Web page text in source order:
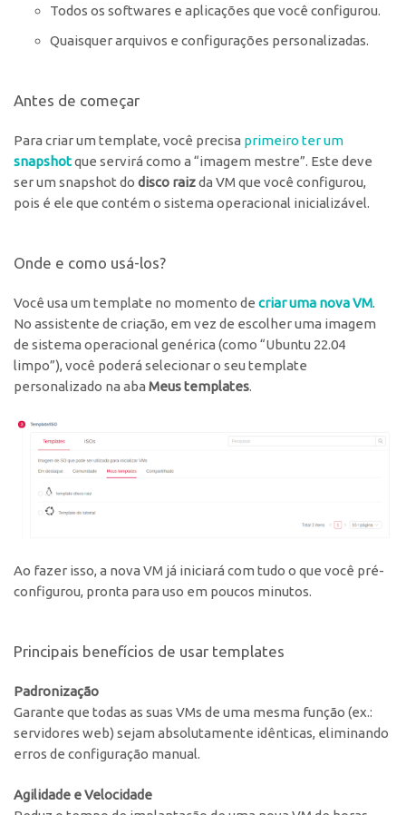
Todos os softwares e aplicações que você configurou.
Quaisquer arquivos e configurações personalizadas.
Antes de começar
Para criar um template, você precisa primeiro ter um
snapshotque servirá como a “imagem mestre”. Este deve
ser um snapshot do disco raizda VM que você configurou,
pois é ele que contém o sistema operacional inicializável.
Onde e como usá-los?
Você usa um template no momento de criar uma nova VM.
No assistente de criação, em vez de escolher uma imagem
de sistema operacional genérica (como “Ubuntu 22.04
limpo”), você poderá selecionar o seu template
personalizado na aba Meus templates.
Ao fazer isso, a nova VM já iniciará com tudo o que você pré-
configurou, pronta para uso em poucos minutos.
Principais benefícios de usar templates
Padronização
Garante que todas as suas VMs de uma mesma função (ex.:
servidores web) sejam absolutamente idênticas, eliminando
erros de configuração manual.
Agilidade e Velocidade